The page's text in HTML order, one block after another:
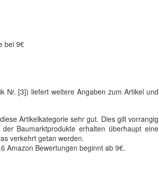
bei 9€
Nr. [3]) liefert weitere Angaben zum Artikel und
Artikelkategorie sehr gut. Dies gilt vorrangig
Baumarktprodukte erhalten überhaupt eine
verkehrt getan werden.
Amazon Bewertungen beginnt ab 9€.